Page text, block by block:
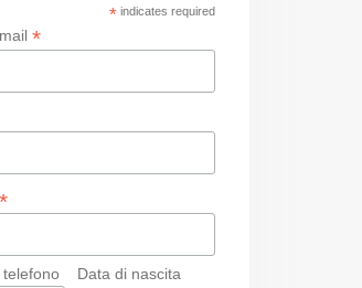
* indicates required
*
*
Data di nascita